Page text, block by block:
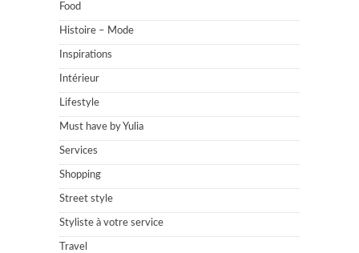
Food
Histoire – Mode
Inspirations
Intérieur
Lifestyle
Must have by Yulia
Services
Shopping
Street style
Styliste à votre service
Travel